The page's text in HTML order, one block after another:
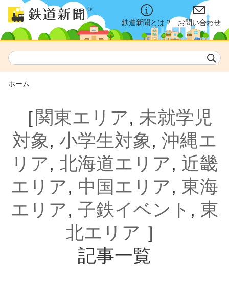
鉄道新聞とは？ お問い合わせ
ホーム
［関東エリア, 未就学児
対象, 小学生対象, 沖縄エ
リア, 北海道エリア, 近畿
エリア, 中国エリア, 東海
エリア, 子鉄イベント , 東
北エリア ］
記事一覧